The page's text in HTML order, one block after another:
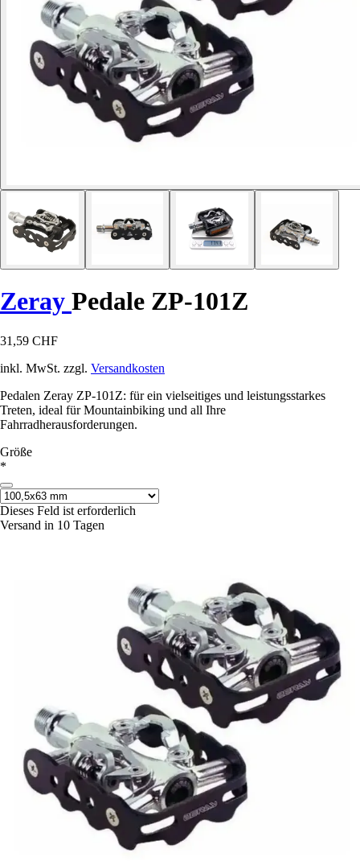
Zeray Pedale ZP-101Z
31,59 CHF
inkl. MwSt. zzgl. Versandkosten
Pedalen Zeray ZP-101Z: für ein vielseitiges und leistungsstarkes
Treten, ideal für Mountainbiking und all Ihre
Fahrradherausforderungen.
Größe
*
Dieses Feld ist erforderlich
Versand in 10 Tagen